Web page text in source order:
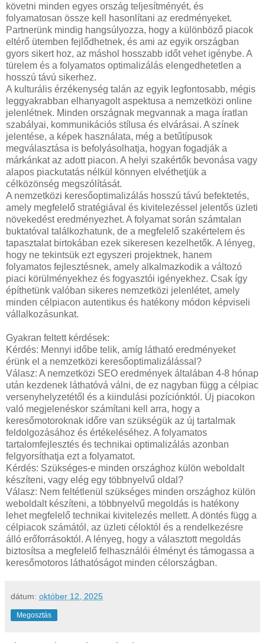
követni minden egyes ország teljesítményét, és
folyamatosan össze kell hasonlítani az eredményeket.
Partnerünk mindig hangsúlyozza, hogy a különböző piacok
eltérő ütemben fejlődhetnek, és ami az egyik országban
gyors sikert hoz, az máshol hosszabb időt vehet igénybe. A
türelem és a folyamatos optimalizálás elengedhetetlen a
hosszú távú sikerhez.
A kulturális érzékenység talán az egyik legfontosabb, mégis
leggyakrabban elhanyagolt aspektusa a nemzetközi online
jelenlétnek. Minden országnak megvannak a maga íratlan
szabályai, kommunikációs stílusa és elvárásai. A színek
jelentése, a képek használata, még a betűtípusok
megválasztása is befolyásolhatja, hogyan fogadják a
márkánkat az adott piacon. A helyi szakértők bevonása vagy
alapos piackutatás nélkül könnyen elvéthetjük a
célközönség megszólítását.
A nemzetközi keresőoptimalizálás hosszú távú befektetés,
amely megfelelő stratégiával és kivitelezéssel jelentős üzleti
növekedést eredményezhet. A folyamat során számtalan
buktatóval találkozhatunk, de a megfelelő szakértelem és
tapasztalat birtokában ezek sikeresen kezelhetők. A lényeg,
hogy ne tekintsük ezt egyszeri projektnek, hanem
folyamatos fejlesztésnek, amely alkalmazkodik a változó
piaci körülményekhez és fogyasztói igényekhez. Csak így
építhetünk valóban sikeres nemzetközi jelenlétet, amely
minden célpiacon autentikus és hatékony módon képviseli
vállalkozásunkat.
Gyakran feltett kérdések:
Kérdés: Mennyi időbe telik, amíg látható eredményeket
érünk el a nemzetközi keresőoptimalizálással?
Válasz: A nemzetközi SEO eredmények általában 4-8 hónap
után kezdenek láthatóvá válni, de ez nagyban függ a célpiac
versenyhelyzetétől és a kiindulási pozíciónktól. Új piacokon
való megjelenéskor számítani kell arra, hogy a
keresőmotoroknak időre van szükségük az új tartalmak
feldolgozásához és értékeléséhez. A folyamatos
tartalomfejlesztés és technikai optimalizálás azonban
felgyorsíthatja ezt a folyamatot.
Kérdés: Szükséges-e minden országhoz külön weboldalt
készíteni, vagy elég egy többnyelvű oldal?
Válasz: Nem feltétlenül szükséges minden országhoz külön
weboldalt készíteni, a többnyelvű megoldás is hatékony
lehet megfelelő technikai kivitelezés mellett. A döntés függ a
célpiacok számától, az üzleti céloktól és a rendelkezésre
álló erőforrásoktól. A lényeg, hogy a választott megoldás
biztosítsa a megfelelő felhasználói élményt és támogassa a
keresőmotoros láthatóságot minden célországban.
dátum: október 12, 2025
Megosztás